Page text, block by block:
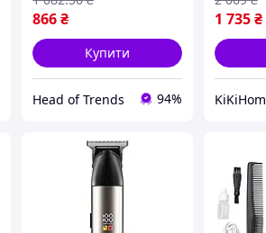
866₴
Купити
Head of Trends 94%
1 735 ₴